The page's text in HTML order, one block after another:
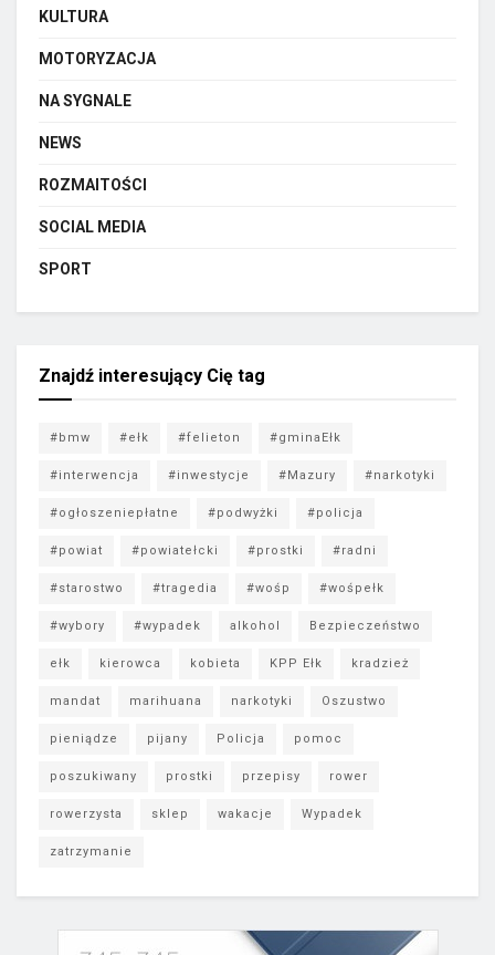
KULTURA
MOTORYZACJA
NA SYGNALE
NEWS
ROZMAITOŚCI
SOCIAL MEDIA
SPORT
Znajdź interesujący Cię tag
#bmw #ełk #felieton #gminaEłk
#interwencja #inwestycje #Mazury #narkotyki
#ogłoszeniepłatne #podwyżki #policja
#powiat #powiatełcki #prostki #radni
#starostwo #tragedia #wośp #wośpełk
#wybory #wypadek alkohol Bezpieczeństwo
ełk kierowca kobieta KPP Ełk kradzież
mandat marihuana narkotyki Oszustwo
pieniądze pijany Policja pomoc
poszukiwany prostki przepisy rower
rowerzysta sklep wakacje Wypadek
zatrzymanie